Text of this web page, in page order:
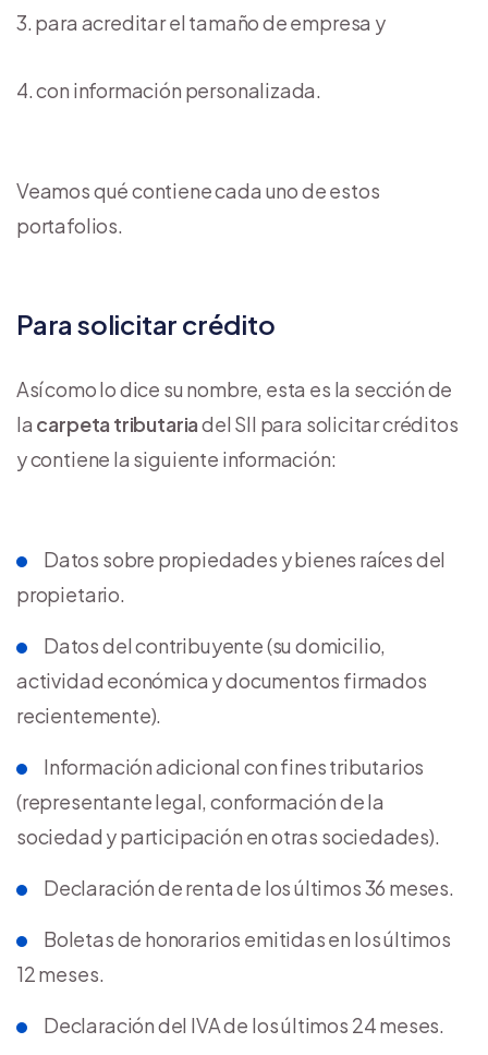
para acreditar el tamaño de empresa y
con información personalizada.
Veamos qué contiene cada uno de estos
portafolios.
Para solicitar crédito
Así como lo dice su nombre, esta es la sección de
la carpeta tributariadel SII para solicitar créditos
y contiene la siguiente información:
Datos sobre propiedades y bienes raíces del
propietario.
Datos del contribuyente (su domicilio,
actividad económica y documentos firmados
recientemente).
Información adicional con fines tributarios
(representante legal, conformación de la
sociedad y participación en otras sociedades).
Declaración de renta de los últimos 36 meses.
Boletas de honorarios emitidas en los últimos
12 meses.
Declaración del IVA de los últimos 24 meses.